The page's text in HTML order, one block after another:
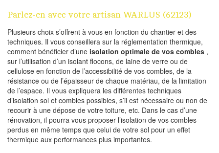
Parlez-en avec votre artisan WARLUS (62123)
Plusieurs choix s’offrent à vous en fonction du chantier et des
techniques. Il vous conseillera sur la réglementation thermique,
comment bénéficier d’une isolation optimale de vos combles ,
sur l’utilisation d’un isolant flocons, de laine de verre ou de
cellulose en fonction de l’accessibilité de vos combles, de la
résistance ou de l’épaisseur de chaque matériau, de la limitation
de l’espace. Il vous expliquera les différentes techniques
d’isolation sol et combles possibles, s’il est nécessaire ou non de
recourir à une dépose de votre toiture, etc. Dans le cas d’une
rénovation, il pourra vous proposer l’isolation de vos combles
perdus en même temps que celui de votre sol pour un effet
thermique aux performances plus importantes.